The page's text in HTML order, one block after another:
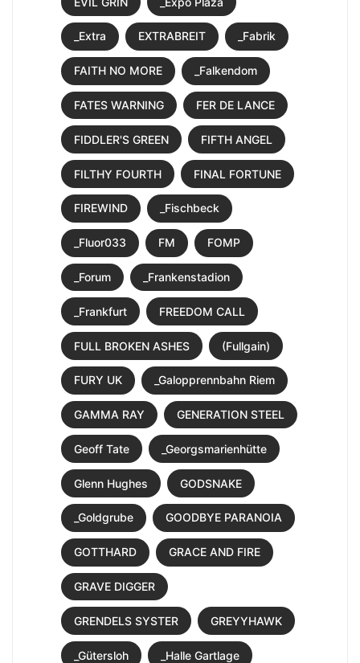
_Extra EXTRABREIT _Fabrik
FAITH NO MORE _Falkendom
FATES WARNING FER DE LANCE
FIDDLER'S GREEN FIFTH ANGEL
FILTHY FOURTH FINAL FORTUNE
FIREWIND _Fischbeck
_Fluor033 FM FOMP
_Forum _Frankenstadion
_Frankfurt FREEDOM CALL
FULL BROKEN ASHES (Fullgain)
FURY UK _Galopprennbahn Riem
GAMMA RAY GENERATION STEEL
Geoff Tate _Georgsmarienhütte
Glenn Hughes GODSNAKE
_Goldgrube GOODBYE PARANOIA
GOTTHARD GRACE AND FIRE
GRAVE DIGGER
GRENDELS SYSTER GREYYHAWK
_Gütersloh _Halle Gartlage